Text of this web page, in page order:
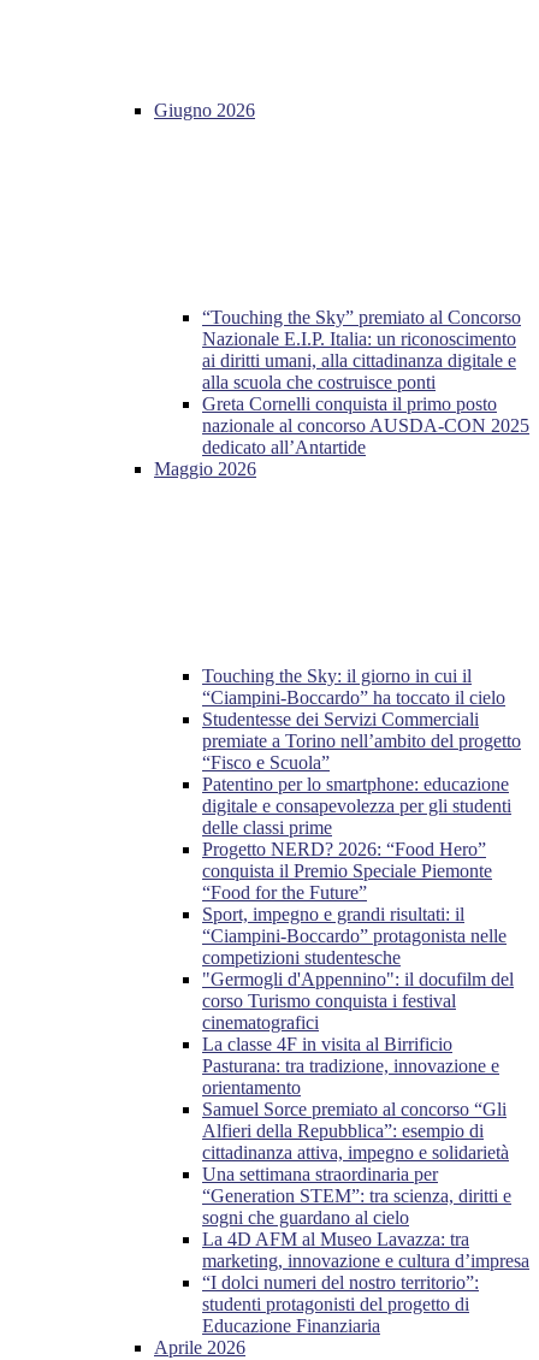
Giugno 2026
“Touching the Sky” premiato al Concorso
Nazionale E.I.P. Italia: un riconoscimento
ai diritti umani, alla cittadinanza digitale e
alla scuola che costruisce ponti
Greta Cornelli conquista il primo posto
nazionale al concorso AUSDA-CON 2025
dedicato all’Antartide
Maggio 2026
Touching the Sky: il giorno in cui il
“Ciampini-Boccardo” ha toccato il cielo
Studentesse dei Servizi Commerciali
premiate a Torino nell’ambito del progetto
“Fisco e Scuola”
Patentino per lo smartphone: educazione
digitale e consapevolezza per gli studenti
delle classi prime
Progetto NERD? 2026: “Food Hero”
conquista il Premio Speciale Piemonte
“Food for the Future”
Sport, impegno e grandi risultati: il
“Ciampini-Boccardo” protagonista nelle
competizioni studentesche
"Germogli d'Appennino": il docufilm del
corso Turismo conquista i festival
cinematografici
La classe 4F in visita al Birrificio
Pasturana: tra tradizione, innovazione e
orientamento
Samuel Sorce premiato al concorso “Gli
Alfieri della Repubblica”: esempio di
cittadinanza attiva, impegno e solidarietà
Una settimana straordinaria per
“Generation STEM”: tra scienza, diritti e
sogni che guardano al cielo
La 4D AFM al Museo Lavazza: tra
marketing, innovazione e cultura d’impresa
“I dolci numeri del nostro territorio”:
studenti protagonisti del progetto di
Educazione Finanziaria
Aprile 2026